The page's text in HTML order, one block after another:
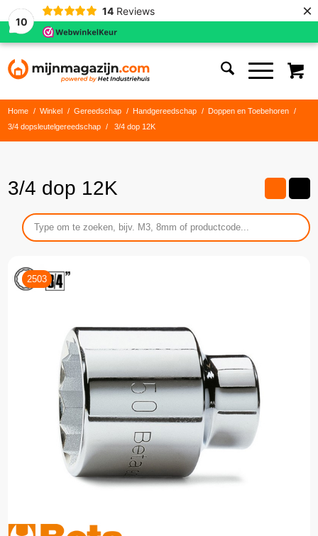
10
14 Reviews ×
Home / Winkel / Gereedschap / Handgereedschap / Doppen en Toebehoren
/
3/4 dopsleutelgereedschap
/ 3/4 dop 12K
3/4 dop 12K
2503